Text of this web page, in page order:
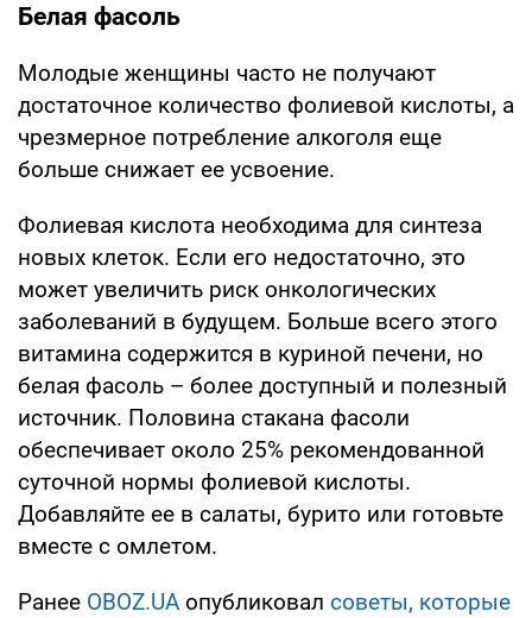
Белая фасоль
Молодые женщины часто не получают
достаточное количество фолиевой кислоты, а
чрезмерное потребление алкоголя еще
больше снижает ее усвоение.
Фолиевая кислота необходима для синтеза
новых клеток. Если его недостаточно, это
может увеличить риск онкологических
заболеваний в будущем. Больше всего этого
витамина содержится в куриной печени, но
белая фасоль – более доступный и полезный
источник. Половина стакана фасоли
обеспечивает около 25% рекомендованной
суточной нормы фолиевой кислоты.
Добавляйте ее в салаты, бурито или готовьте
вместе с омлетом.
Ранее OBOZ.UA опубликовал советы, которые